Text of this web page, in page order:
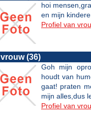
hoi
en mijn
Profiel van
vrouw (36)
Goh mijn
houdt van
gaat! praten
mijn alles,dus
Profiel van